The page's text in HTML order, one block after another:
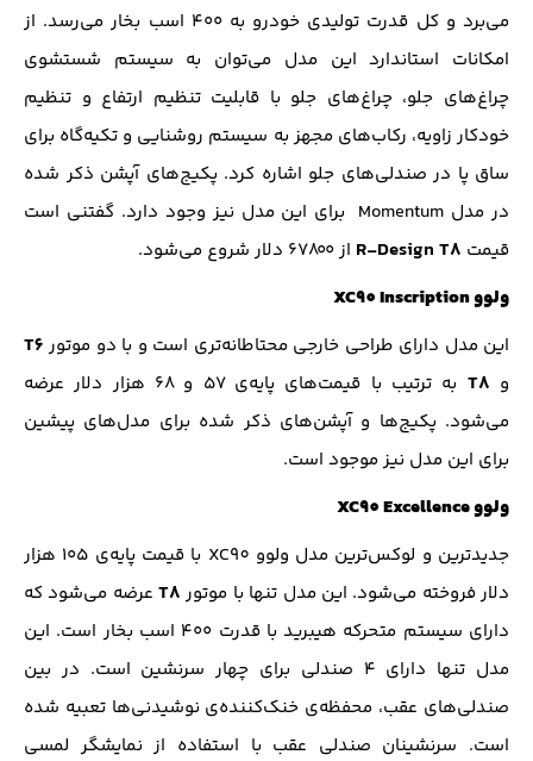
می‌برد و کل قدرت تولیدی خودرو به ۴۰۰ اسب بخار می‌رسد. از
امکانات استاندارد این مدل می‌توان به سیستم شستشوی
چراغ‌های جلو، چراغ‌های جلو با قابلیت تنظیم ارتفاع و تنظیم
خودکار زاویه، رکاب‌های مجهز به سیستم روشنایی و تکیه‌گاه برای
ساق‌ پا در صندلی‌های جلو اشاره کرد. پکیج‌های آپشن ذکر شده
در مدل Momentum برای این مدل نیز وجود دارد. گفتنی است
قیمت R-Design T8‌ از ۶۷۸۰۰ دلار شروع می‌شود.
ولوو XC90 Inscription
این مدل دارای طراحی خارجی محتاطانه‌تری است و با دو موتورT6
و T8
به ترتیب با قیمت‌های پایه‌ی ۵۷ و ۶۸ هزار دلار عرضه
می‌شود. پکیج‌ها و آپشن‌های ذکر شده برای مدل‌های پیشین
برای این مدل نیز موجود است.
ولوو XC90 Excellence
جدیدترین و لوکس‌ترین مدل ولوو XC90 با قیمت پایه‌ی ۱۰۵ هزار
دلار فروخته می‌شود. این مدل تنها با موتورT8عرضه می‌شود که
دارای سیستم متحرکه هیبرید با قدرت ۴۰۰ اسب بخار است. این
مدل تنها دارای ۴ صندلی برای چهار سرنشین است. در بین
صندلی‌های عقب، محفظه‌ی خنک‌کننده‌ی نوشیدنی‌ها تعبیه شده
است. سرنشینان صندلی عقب با استفاده از نمایشگر لمسی